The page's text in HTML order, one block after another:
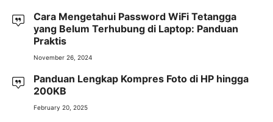
Cara Mengetahui Password WiFi Tetangga
yang Belum Terhubung di Laptop: Panduan
Praktis
November 26, 2024
Panduan Lengkap Kompres Foto di HP hingga
200KB
February 20, 2025